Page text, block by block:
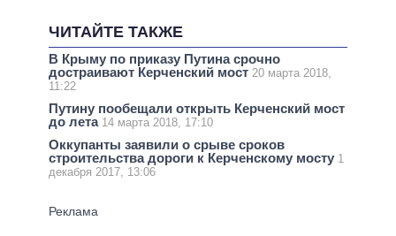
ЧИТАЙТЕ ТАКЖЕ
В Крыму по приказу Путина срочно
достраивают Керченский мост 20 марта 2018,
11:22
Путину пообещали открыть Керченский мост
до лета 14 марта 2018, 17:10
Оккупанты заявили о срыве сроков
строительства дороги к Керченскому мосту 1
декабря 2017, 13:06